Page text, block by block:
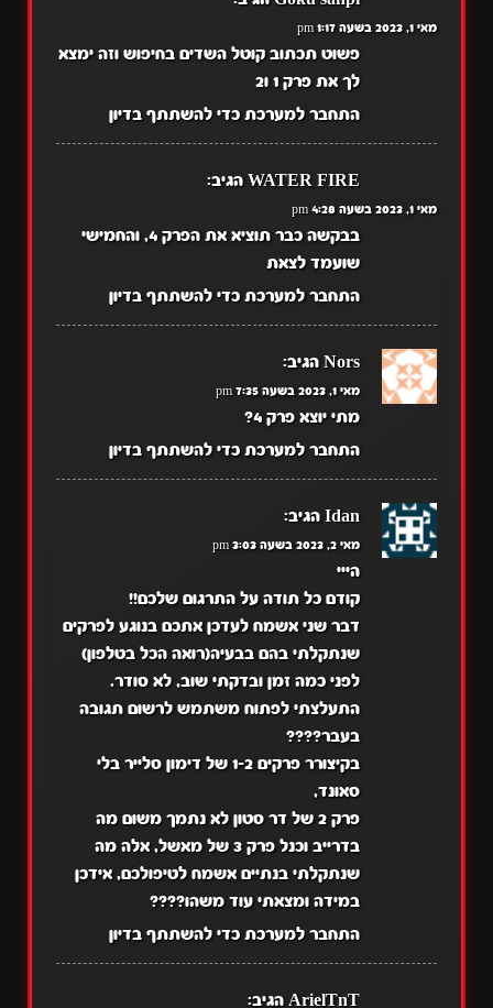
מאי 1, 2023 בשעה 1:17 pm
פשוט תכתוב קוטל השדים בחיפוש וזה ימצא
לך את פרק 1 ו2
התחבר למערכת כדי להשתתף בדיון
WATER FIRE הגיב:
מאי 1, 2023 בשעה 4:28 pm
בבקשה כבר תוציא את הפרק 4, והחמישי
שועמד לצאת
התחבר למערכת כדי להשתתף בדיון
Nors הגיב:
מאי 1, 2023 בשעה 7:35 pm
מתי יוצא פרק 4?
התחבר למערכת כדי להשתתף בדיון
Idan הגיב:
מאי 2, 2023 בשעה 3:03 pm
הייי
קודם כל תודה על התרגום שלכם!!
דבר שני אשמח לעדכן אתכם בנוגע לפרקים
שנתקלתי בהם בבעיה(רואה הכל בטלפון)
לפני כמה זמן ובדקתי שוב, לא סודר.
התעלצתי לפתוח משתמש לרשום תגובה
בעבר????
בקיצורר פרקים 1-2 של דימון סלייר בלי
סאונד,
פרק 2 של דר סטון לא נתמך משום מה
בדרייב וכנל פרק 3 של מאשל, אלה מה
שנתקלתי בנתיים אשמח לטיפולכם, אידכן
במידה ומצאתי עוד משהו????
התחבר למערכת כדי להשתתף בדיון
ArielTnT הגיב: